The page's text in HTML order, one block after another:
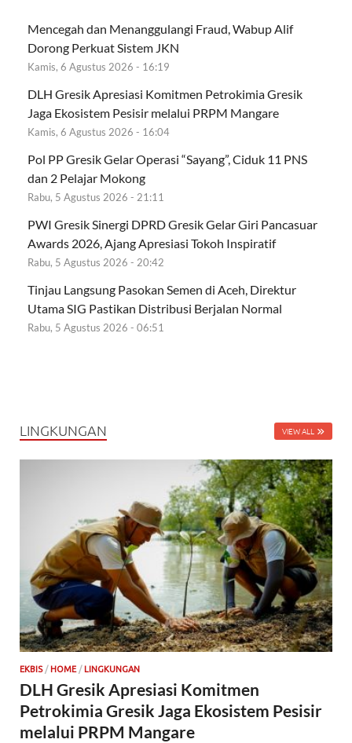
Mencegah dan Menanggulangi Fraud, Wabup Alif
Dorong Perkuat Sistem JKN
Kamis, 6 Agustus 2026 - 16:19
DLH Gresik Apresiasi Komitmen Petrokimia Gresik
Jaga Ekosistem Pesisir melalui PRPM Mangare
Kamis, 6 Agustus 2026 - 16:04
Pol PP Gresik Gelar Operasi “Sayang”, Ciduk 11 PNS
dan 2 Pelajar Mokong
Rabu, 5 Agustus 2026 - 21:11
PWI Gresik Sinergi DPRD Gresik Gelar Giri Pancasuar
Awards 2026, Ajang Apresiasi Tokoh Inspiratif
Rabu, 5 Agustus 2026 - 20:42
Tinjau Langsung Pasokan Semen di Aceh, Direktur
Utama SIG Pastikan Distribusi Berjalan Normal
Rabu, 5 Agustus 2026 - 06:51
LINGKUNGAN VIEW ALL
EKBIS/ HOME/ LINGKUNGAN
DLH Gresik Apresiasi Komitmen
Petrokimia Gresik Jaga Ekosistem Pesisir
melalui PRPM Mangare